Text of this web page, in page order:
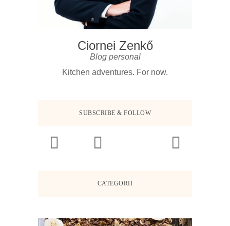
Ciornei Zenkő
Blog personal
Kitchen adventures. For now.
SUBSCRIBE & FOLLOW
CATEGORII